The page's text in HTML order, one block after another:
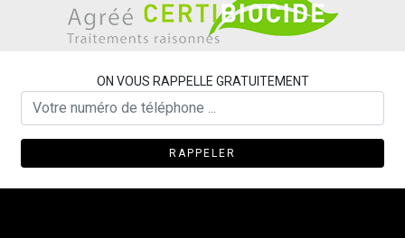
ON VOUS RAPPELLE GRATUITEMENT